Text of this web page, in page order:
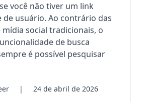
você não tiver um link
usuário. Ao contrário das
social tradicionais, o
de busca
é possível pesquisar
| 24 de abril de 2026